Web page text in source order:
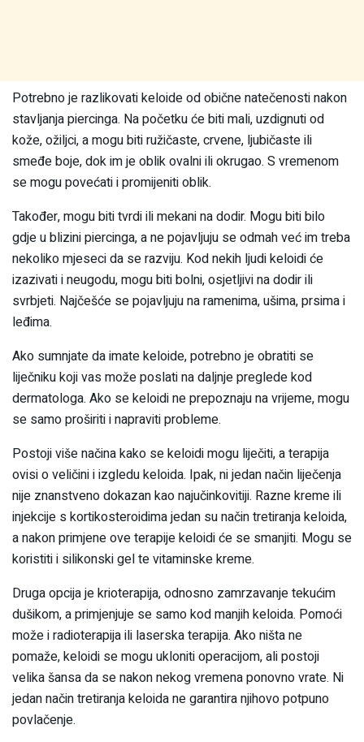
Potrebno je razlikovati keloide od obične natečenosti nakon
stavljanja piercinga. Na početku će biti mali, uzdignuti od
kože, ožiljci, a mogu biti ružičaste, crvene, ljubičaste ili
smeđe boje, dok im je oblik ovalni ili okrugao. S vremenom
se mogu povećati i promijeniti oblik.
Također, mogu biti tvrdi ili mekani na dodir. Mogu biti bilo
gdje u blizini piercinga, a ne pojavljuju se odmah već im treba
nekoliko mjeseci da se razviju. Kod nekih ljudi keloidi će
izazivati i neugodu, mogu biti bolni, osjetljivi na dodir ili
svrbjeti. Najčešće se pojavljuju na ramenima, ušima, prsima i
leđima.
Ako sumnjate da imate keloide, potrebno je obratiti se
liječniku koji vas može poslati na daljnje preglede kod
dermatologa. Ako se keloidi ne prepoznaju na vrijeme, mogu
se samo proširiti i napraviti probleme.
Postoji više načina kako se keloidi mogu liječiti, a terapija
ovisi o veličini i izgledu keloida. Ipak, ni jedan način liječenja
nije znanstveno dokazan kao najučinkovitiji. Razne kreme ili
injekcije s kortikosteroidima jedan su način tretiranja keloida,
a nakon primjene ove terapije keloidi će se smanjiti. Mogu se
koristiti i silikonski gel te vitaminske kreme.
Druga opcija je krioterapija, odnosno zamrzavanje tekućim
dušikom, a primjenjuje se samo kod manjih keloida. Pomoći
može i radioterapija ili laserska terapija. Ako ništa ne
pomaže, keloidi se mogu ukloniti operacijom, ali postoji
velika šansa da se nakon nekog vremena ponovno vrate. Ni
jedan način tretiranja keloida ne garantira njihovo potpuno
povlačenje.